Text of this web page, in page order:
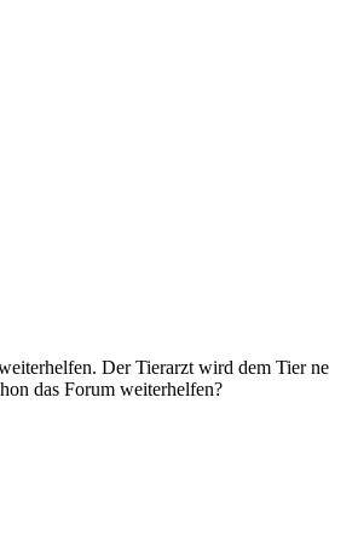
Der Tierarzt wird dem Tier ne
das Forum weiterhelfen?